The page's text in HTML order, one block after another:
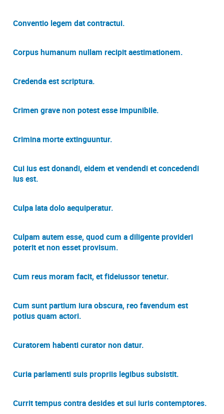
Conventio legem dat contractui.
Corpus humanum nullam recipit aestimationem.
Credenda est scriptura.
Crimen grave non potest esse impunibile.
Crimina morte extinguuntur.
Cui ius est donandi, eidem et vendendi et concedendi
ius est.
Culpa lata dolo aequiperatur.
Culpam autem esse, quod cum a diligente provideri
poterit et non esset provisum.
Cum reus moram facit, et fideiussor tenetur.
Cum sunt partium iura obscura, reo favendum est
potius quam actori.
Curatorem habenti curator non datur.
Curia parlamenti suis propriis legibus subsistit.
Currit tempus contra desides et sui iuris contemptores.